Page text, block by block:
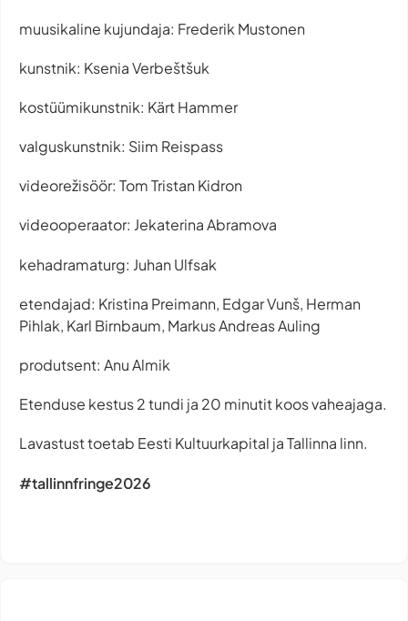
muusikaline kujundaja: Frederik Mustonen
kunstnik: Ksenia Verbeštšuk
kostüümikunstnik: Kärt Hammer
valguskunstnik: Siim Reispass
videorežisöör: Tom Tristan Kidron
videooperaator: Jekaterina Abramova
kehadramaturg: Juhan Ulfsak
etendajad: Kristina Preimann, Edgar Vunš, Herman
Pihlak, Karl Birnbaum, Markus Andreas Auling
produtsent: Anu Almik
Etenduse kestus 2 tundi ja 20 minutit koos vaheajaga.
Lavastust toetab Eesti Kultuurkapital ja Tallinna linn.
#tallinnfringe2026